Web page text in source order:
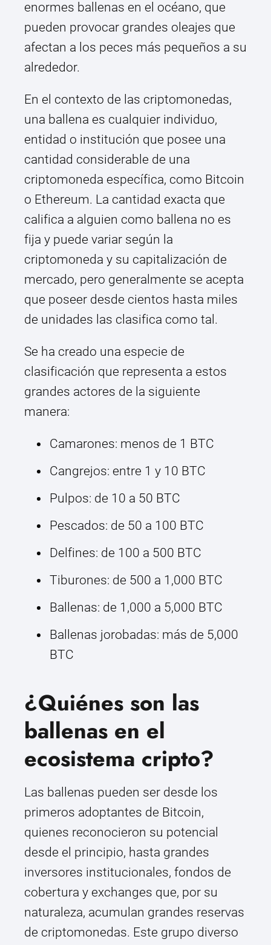
enormes ballenas en el océano, que
pueden provocar grandes oleajes que
afectan a los peces más pequeños a su
alrededor.
En el contexto de las criptomonedas,
una ballena es cualquier individuo,
entidad o institución que posee una
cantidad considerable de una
criptomoneda específica, como Bitcoin
o Ethereum. La cantidad exacta que
califica a alguien como ballena no es
fija y puede variar según la
criptomoneda y su capitalización de
mercado, pero generalmente se acepta
que poseer desde cientos hasta miles
de unidades las clasifica como tal.
Se ha creado una especie de
clasificación que representa a estos
grandes actores de la siguiente
manera:
Camarones: menos de 1 BTC
Cangrejos: entre 1 y 10 BTC
Pulpos: de 10 a 50 BTC
Pescados: de 50 a 100 BTC
Delfines: de 100 a 500 BTC
Tiburones: de 500 a 1,000 BTC
Ballenas: de 1,000 a 5,000 BTC
Ballenas jorobadas: más de 5,000
BTC
¿Quiénes son las
ballenas en el
ecosistema cripto?
Las ballenas pueden ser desde los
primeros adoptantes de Bitcoin,
quienes reconocieron su potencial
desde el principio, hasta grandes
inversores institucionales, fondos de
cobertura y exchanges que, por su
naturaleza, acumulan grandes reservas
de criptomonedas. Este grupo diverso